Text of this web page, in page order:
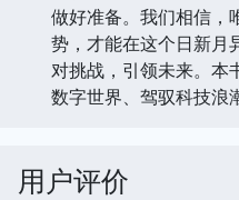
做好准备。我们相信，
势，才能在这个日新月
对挑战，引领未来。本
数字世界、驾驭科技浪
用户评价